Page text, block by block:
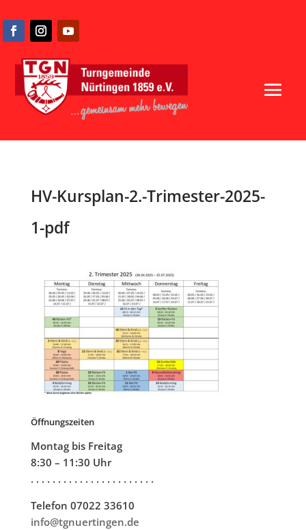
HV-Kursplan-2.-Trimester-2025-
1-pdf
Öffnungszeiten
Montag bis Freitag
8:30 – 11:30 Uhr
. . . . . . . . . . . . . . . . . . . . . . .
Telefon 07022 33610
info@tgnuertingen.de